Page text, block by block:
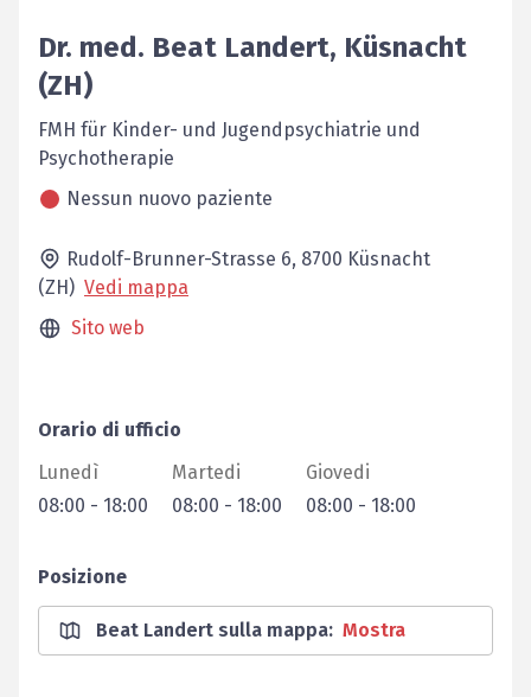
Dr. med. Beat Landert, Küsnacht
(ZH)
FMH für Kinder- und Jugendpsychiatrie und
Psychotherapie
Nessun nuovo paziente
Rudolf-Brunner-Strasse 6, 8700 Küsnacht
(ZH) Vedi mappa
Sito web
Orario di ufficio
Lunedì
08:00 - 18:00
Martedi
08:00 - 18:00
Giovedi
08:00 - 18:00
Posizione
Beat Landert sulla mappa: Mostra